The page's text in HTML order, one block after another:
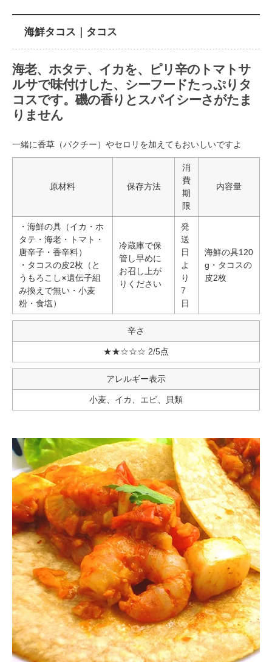
海鮮タコス｜タコス
海老、ホタテ、イカを、ピリ辛のトマトサ
ルサで味付けした、シーフードたっぷりタ
コスです。磯の香りとスパイシーさがたま
りません
一緒に香草（パクチー）やセロリを加えてもおいしいですよ
原材料 保存方法
消
費
期
限
内容量
・海鮮の具（イカ・ホ
タテ・海老・トマト・
唐辛子・香辛料）
・タコスの皮2枚（と
うもろこし※遺伝子組
み換えで無い・小麦
粉・食塩）
冷蔵庫で保
管し早めに
お召し上が
りください
発
送
日
よ
り
7
日
海鮮の具120
g・タコスの
皮2枚
辛さ
★★☆☆☆ 2/5点
アレルギー表示
小麦、イカ、エビ、貝類